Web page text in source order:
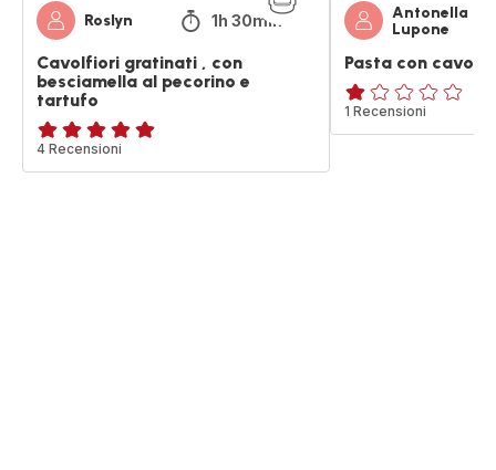
Roslyn 1h 30min
Cavolfiori gratinati , con
besciamella al pecorino e
tartufo
Recensione
di
4 Recensioni
Antonella
Lupone
Pasta con
Recensione
di
1 Recensioni